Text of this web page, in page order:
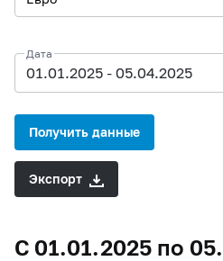
01.01.2025 - 05.04.2025
Дата
Получить данные
Экспорт
С 01.01.2025 по